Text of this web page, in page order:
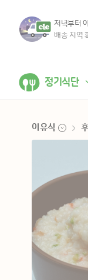
저녁부터
배송 지역
정기식단
이유식
패키지